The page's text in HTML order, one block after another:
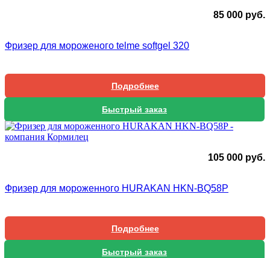
85 000 руб.
Фризер для мороженого telme softgel 320
Подробнее
Быстрый заказ
105 000 руб.
Фризер для мороженного HURAKAN HKN-BQ58P
Подробнее
Быстрый заказ